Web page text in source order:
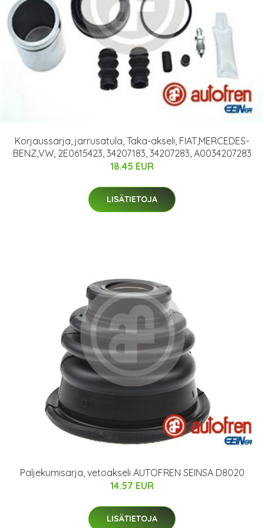
Korjaussarja, jarrusatula, Taka-akseli, FIAT,MERCEDES-
BENZ,VW, 2E0615423, 34207183, 34207283, A0034207283
18.45 EUR
LISÄTIETOJA
Paljekumisarja, vetoakseli AUTOFREN SEINSA D8020
14.57 EUR
LISÄTIETOJA